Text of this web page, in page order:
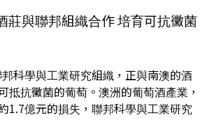
莊與聯邦組織合作 培育可抗黴菌
科學與工業研究組織，正與南澳的酒
抵抗黴菌的葡萄。澳洲的葡萄酒產業，
1.7億元的損失，聯邦科學與工業研究